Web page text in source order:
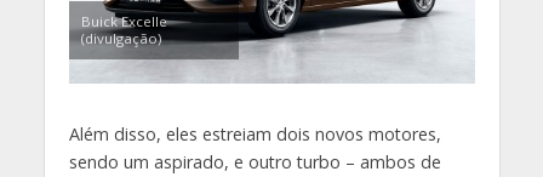
Buick Excelle
(divulgação)
Além disso, eles estreiam dois novos motores,
sendo um aspirado, e outro turbo – ambos de